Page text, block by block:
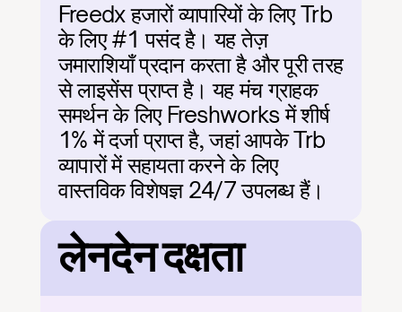
Freedx हजारों व्यापारियों के लिए Trb
के लिए #1 पसंद है। यह तेज़
जमाराशियाँ प्रदान करता है और पूरी तरह
से लाइसेंस प्राप्त है। यह मंच ग्राहक
समर्थन के लिए Freshworks में शीर्ष
1% में दर्जा प्राप्त है, जहां आपके Trb
व्यापारों में सहायता करने के लिए
वास्तविक विशेषज्ञ 24/7 उपलब्ध हैं।
लेनदेन दक्षता